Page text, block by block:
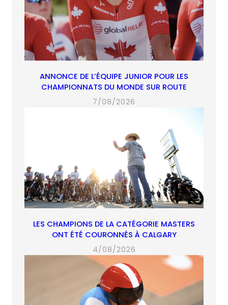
ANNONCE DE L’ÉQUIPE JUNIOR POUR LES
CHAMPIONNATS DU MONDE SUR ROUTE
7/08/2026
LES CHAMPIONS DE LA CATÉGORIE MASTERS
ONT ÉTÉ COURONNÉS À CALGARY
4/08/2026